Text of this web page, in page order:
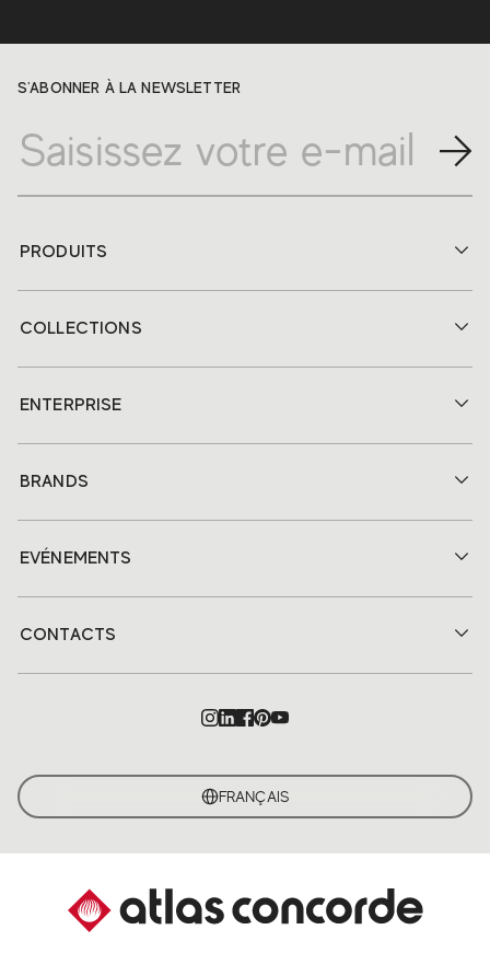
S'ABONNER À LA NEWSLETTER
PRODUITS
COLLECTIONS
ENTERPRISE
BRANDS
EVÉNEMENTS
CONTACTS
FRANÇAIS